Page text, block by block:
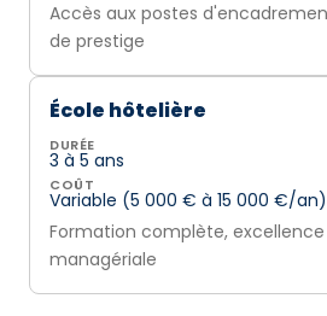
Accès aux postes
de prestige
École hôtelière
DURÉE
3 à 5 ans
COÛT
Variable (5 000 € à 15 000 €/an)
Formation complète,
managériale